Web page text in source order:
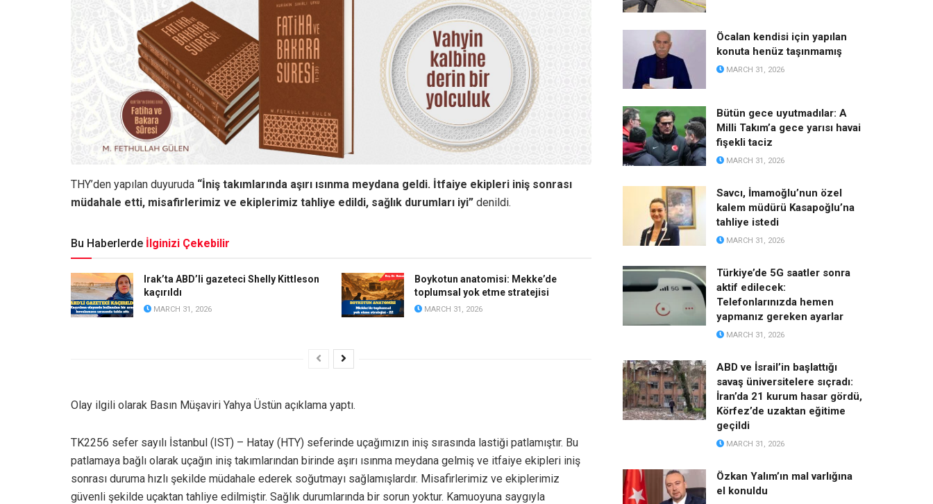
THY’den yapılan duyuruda “İniş takımlarında aşırı ısınma meydana geldi. İtfaiye ekipleri iniş sonrası
müdahale etti, misafirlerimiz ve ekiplerimiz tahliye edildi, sağlık durumları iyi” denildi.
Bu Haberlerde İlginizi Çekebilir
Irak’ta ABD’li gazeteci Shelly Kittleson
kaçırıldı
MARCH 31, 2026
Boykotun anatomisi: Mekke’de
toplumsal yok etme stratejisi
MARCH 31, 2026
Olay ilgili olarak Basın Müşaviri Yahya Üstün açıklama yaptı.
TK2256 sefer sayılı İstanbul (IST) – Hatay (HTY) seferinde uçağımızın iniş sırasında lastiği patlamıştır. Bu
patlamaya bağlı olarak uçağın iniş takımlarından birinde aşırı ısınma meydana gelmiş ve itfaiye ekipleri iniş
sonrası duruma hızlı şekilde müdahale ederek soğutmayı sağlamışlardır. Misafirlerimiz ve ekiplerimiz
güvenli şekilde uçaktan tahliye edilmiştir. Sağlık durumlarında bir sorun yoktur. Kamuoyuna saygıyla
Öcalan kendisi için yapılan
konuta henüz taşınmamış
MARCH 31, 2026
Bütün gece uyutmadılar: A
Milli Takım’a gece yarısı havai
fişekli taciz
MARCH 31, 2026
Savcı, İmamoğlu’nun özel
kalem müdürü Kasapoğlu’na
tahliye istedi
MARCH 31, 2026
Türkiye’de 5G saatler sonra
aktif edilecek:
Telefonlarınızda hemen
yapmanız gereken ayarlar
MARCH 31, 2026
ABD ve İsrail’in başlattığı
savaş üniversitelere sıçradı:
İran’da 21 kurum hasar gördü,
Körfez’de uzaktan eğitime
geçildi
MARCH 31, 2026
Özkan Yalım’ın mal varlığına
el konuldu